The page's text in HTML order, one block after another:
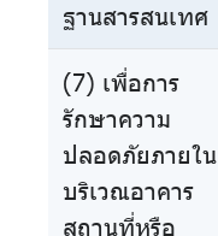
ฐานสารสนเทศ
(7) เพื่อการ
รักษาความ
ปลอดภัยภายใน
บริเวณอาคาร
สถานที่หรือ